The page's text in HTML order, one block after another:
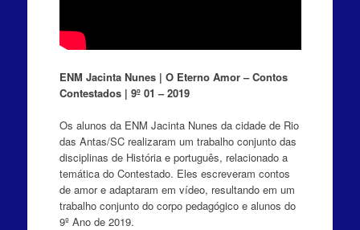
ENM Jacinta Nunes | O Eterno Amor – Contos
Contestados | 9º 01 – 2019
Os alunos da ENM Jacinta Nunes da cidade de Rio
das Antas/SC realizaram um trabalho conjunto das
disciplinas de História e português, relacionado a
temática do Contestado. Eles escreveram contos
de amor e adaptaram em vídeo, resultando em um
trabalho conjunto do corpo pedagógico e alunos do
9º Ano de 2019.